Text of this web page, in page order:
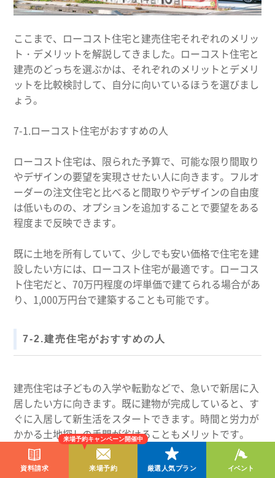
ここまで、ローコスト住宅と建売住宅それぞれのメリッ
ト・デメリットを解説してきました。ローコスト住宅と
建売のどっちを選ぶかは、それぞれのメリットとデメリ
ットを比較検討して、自分に向いているほうを選びまし
ょう。
7-1.ローコスト住宅がおすすめの人
ローコスト住宅は、限られた予算で、可能な限り間取り
やデザインの要望を実現させたい人に向きます。フルオ
ーダーの注文住宅と比べると間取りやデザインの自由度
は低いものの、オプションを追加することで要望をある
程度まで反映できます。
既に土地を所有していて、少しでも安い価格で住宅を建
設したい方には、ローコスト住宅が最適です。ローコス
ト住宅だと、70万円程度の坪単価で建てられる場合があ
り、1,000万円台で建築することも可能です。
7-2.建売住宅がおすすめの人
建売住宅は子どもの入学や転勤などで、急いで新居に入
居したい方に向きます。既に建物が完成していると、す
ぐに入居して新生活をスタートできます。時間と労力が
かかる土地探しの手間が省けることもメリットです。
デザインや間取りにあまりこだわりのない方は、注文住
資料請求
来場予約キャンペーン開催中
来場予約 厳選人気プラン イベント